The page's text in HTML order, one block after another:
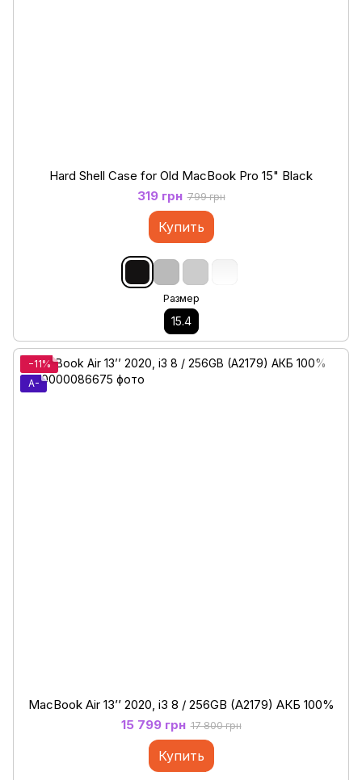
Hard Shell Case for Old MacBook Pro 15" Black
319 грн 799 грн
Купить
Размер
15.4
−11%
A-
MacBook Air 13’’ 2020, i3 8 / 256GB (A2179) АКБ 100%
15 799 грн 17 800 грн
Купить